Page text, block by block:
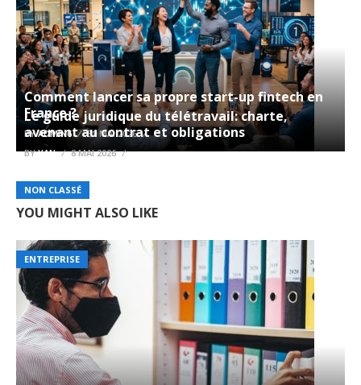
Comment lancer sa propre start-up fintech en
France ?
BYADMIN6 31 MAI 2026
NON CLASSÉ
Le guide juridique du télétravail: charte,
avenant au contrat et obligations
BYYAN 8 MAI 2026
YOU MIGHT ALSO LIKE
ENTREPRISE